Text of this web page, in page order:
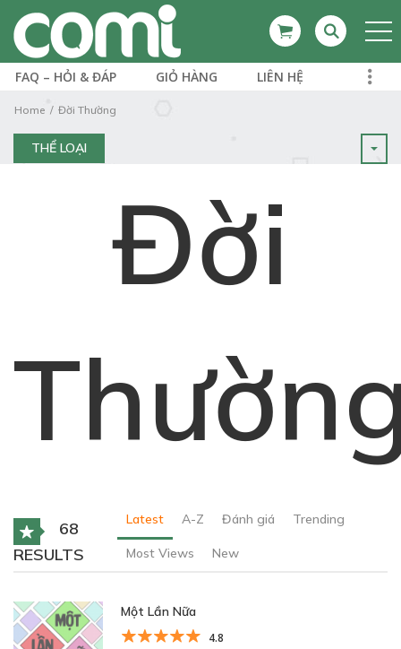
FAQ – HỎI & ĐÁP GIỎ HÀNG LIÊN HỆ
Home Đời Thường
THỂ LOẠI
Đời
68
RESULTS
Latest A-Z Đánh giá Trending
Most Views New
Một Lần Nữa
4.8